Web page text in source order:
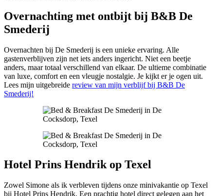
Overnachting met ontbijt bij B&B De
Smederij
Overnachten bij De Smederij is een unieke ervaring. Alle
gastenverblijven zijn net iets anders ingericht. Niet een beetje
anders, maar totaal verschillend van elkaar. De ultieme combinatie
van luxe, comfort en een vleugje nostalgie. Je kijkt er je ogen uit.
Lees mijn uitgebreide review van mijn verblijf bij B&B De
Smederij!
Hotel Prins Hendrik op Texel
Zowel Simone als ik verbleven tijdens onze minivakantie op Texel
bij Hotel Prins Hendrik. Een prachtig hotel direct gelegen aan het